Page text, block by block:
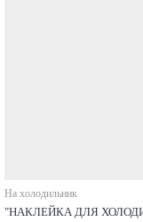
На холодильник
"НАКЛЕЙКА ДЛЯ